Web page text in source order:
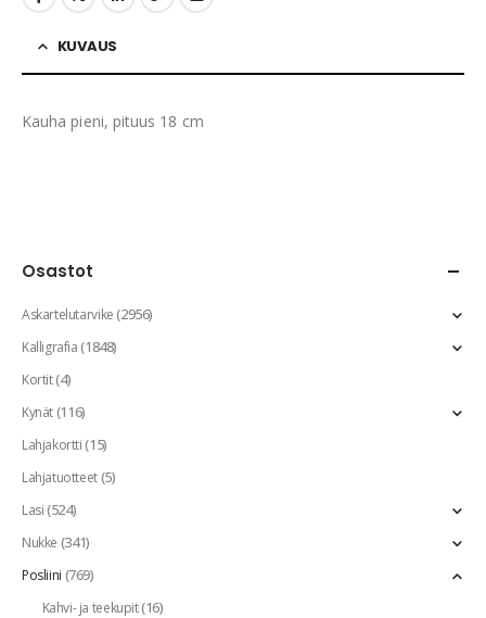
KUVAUS
Kauha pieni, pituus 18 cm
Osastot
Askartelutarvike(2956)
Kalligrafia(1848)
Kortit(4)
Kynät(116)
Lahjakortti(15)
Lahjatuotteet(5)
Lasi(524)
Nukke (341)
Posliini (769)
Kahvi- ja teekupit(16)